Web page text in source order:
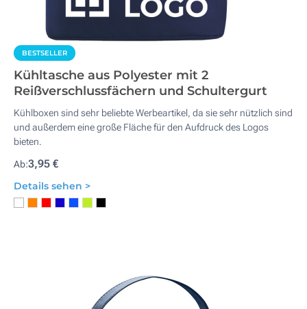
BESTSELLER
Kühltasche aus Polyester mit 2
Reißverschlussfächern und Schultergurt
Kühlboxen sind sehr beliebte Werbeartikel, da sie sehr nützlich sind
und außerdem eine große Fläche für den Aufdruck des Logos
bieten.
Ab:3,95 €
Details sehen >